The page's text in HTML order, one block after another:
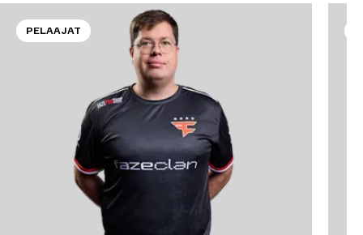
PELAAJAT